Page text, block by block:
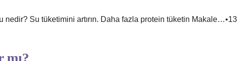
nedir? Su tüketimini artırın. Daha fazla protein tüketin Makale…•13
mı?